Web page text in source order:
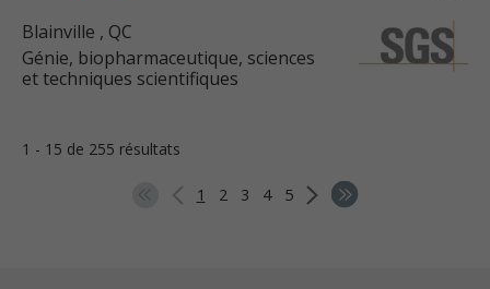
Blainville , QC
Génie, biopharmaceutique, sciences
et techniques scientifiques
1 - 15 de 255 résultats
1 2 3 4 5